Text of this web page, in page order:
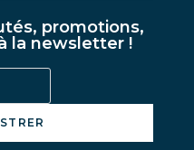
promotions,
la newsletter !